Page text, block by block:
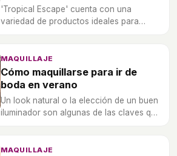
'Tropical Escape' cuenta con una
variedad de productos ideales para
MAQUILLAJE
Cómo maquillarse para ir de
boda en verano
Un look natural o la elección de un buen
iluminador son algunas de las claves que
MAQUILLAJE